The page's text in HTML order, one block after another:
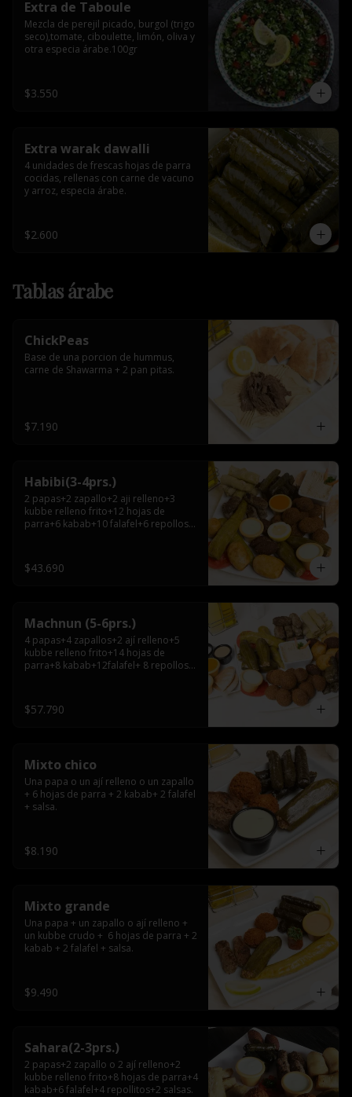
Extra de Taboule
Mezcla de perejil picado, burgol (trigo
seco),tomate, ciboulette, limón, oliva y
otra especia árabe.100gr
$3.550
Extra warak dawalli
4 unidades de frescas hojas de parra
cocidas, rellenas con carne de vacuno
y arroz, especia árabe.
$2.600
Tablas árabe
ChickPeas
Base de una porcion de hummus,
carne de Shawarma + 2 pan pitas.
$7.190
Habibi(3-4prs.)
2 papas+2 zapallo+2 aji relleno+3
kubbe relleno frito+12 hojas de
parra+6 kabab+10 falafel+6 repollos+
$43.690
Machnun (5-6prs.)
4 papas+4 zapallos+2 ají relleno+5
kubbe relleno frito+14 hojas de
parra+8 kabab+12falafel+ 8 repollos+
$57.790
Mixto chico
Una papa o un ají relleno o un zapallo
+ 6 hojas de parra + 2 kabab+ 2 falafel
+ salsa.
$8.190
Mixto grande
Una papa + un zapallo o ají relleno +
un kubbe crudo +  6 hojas de parra + 2
kabab + 2 falafel + salsa.
$9.490
Sahara(2-3prs.)
2 papas+2 zapallo o 2 ají relleno+2
kubbe relleno frito+8 hojas de parra+4
kabab+6 falafel+4 repollitos+2 salsas.